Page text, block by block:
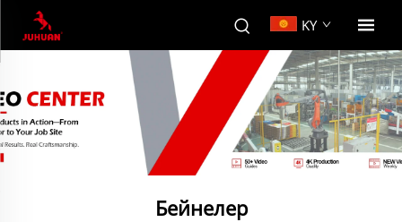
KY
Бейнелер